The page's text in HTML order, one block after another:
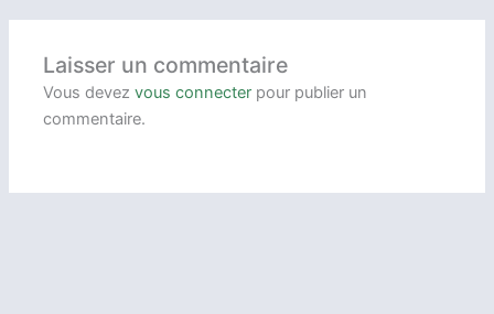
Laisser un commentaire
Vous devezvous connecter pour publier un
commentaire.